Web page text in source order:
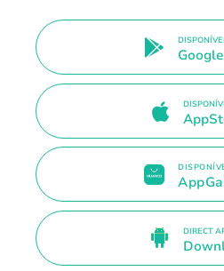
DIRECT